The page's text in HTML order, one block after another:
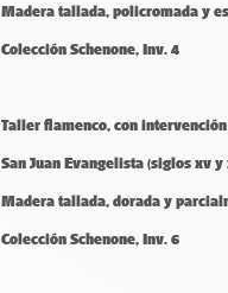
Madera tallada, policromada y
Colección Schenone, Inv. 4
Taller flamenco, con intervención
San Juan Evangelista (siglos xv y
Madera tallada, dorada y
Colección Schenone, Inv. 6